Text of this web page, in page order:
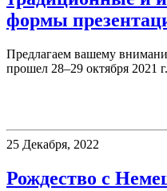
формы
Предлагаем вашему
прошел 28–29 октября 2021 г.
25 Декабря, 2022
Рождество с